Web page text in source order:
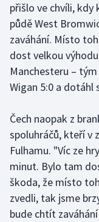
Moderní pětiboj
Motorsport
Olympijské hry
Parasport
Plavání
Plážový volejbal
Ragby
Rychlobruslení
přišlo ve chvíli, kdy
půdě West
zaváhání. Místo
dost velkou
Manchesteru –
Wigan 5:0 a dotáhl
Čech naopak z
spoluhráčů, kteří v
Fulhamu. "Víc ze
minut. Bylo tam
škoda, že místo
zvedli, tak jsme
bude chtít